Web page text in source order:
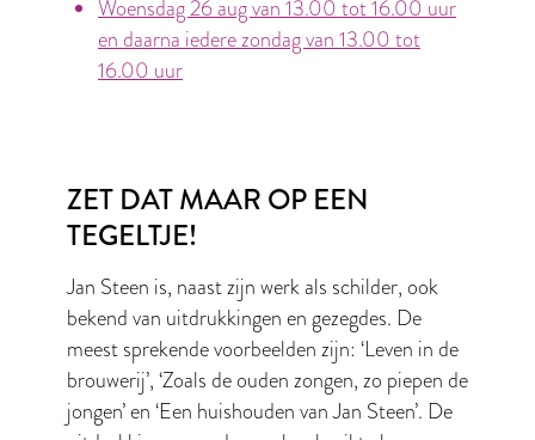
Woensdag 26 aug van 13.00 tot 16.00 uur
en daarna iedere zondag van 13.00 tot
16.00 uur
ZET DAT MAAR OP EEN
TEGELTJE!
Jan Steen is, naast zijn werk als schilder, ook
bekend van uitdrukkingen en gezegdes. De
meest sprekende voorbeelden zijn: ‘Leven in de
brouwerij’, ‘Zoals de ouden zongen, zo piepen de
jongen’ en ‘Een huishouden van Jan Steen’. De